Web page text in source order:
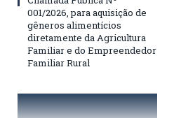
001/2026, para aquisição de
gêneros alimentícios
diretamente da Agricultura
Familiar e do Empreendedor
Familiar Rural